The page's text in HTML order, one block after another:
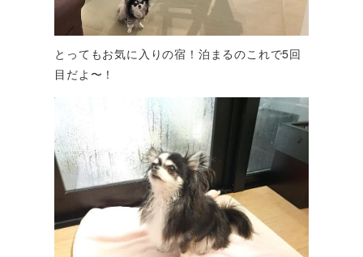
とってもお気に入りの宿！泊まるのこれで5回
目だよ〜！